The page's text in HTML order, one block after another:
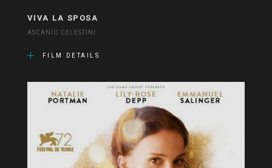
VIVA LA SPOSA
ASCANIO CELESTINI
FILM DETAILS